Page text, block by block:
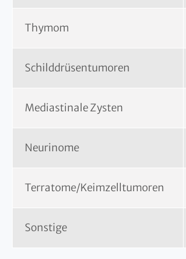
Thymom
Schilddrüsentumoren
Mediastinale Zysten
Neurinome
Terratome/Keimzelltumoren
Sonstige